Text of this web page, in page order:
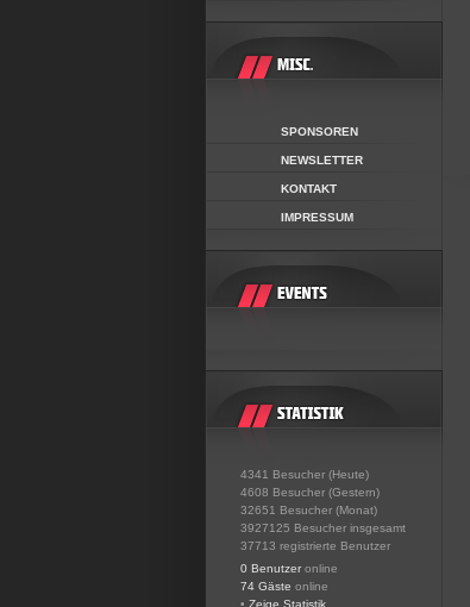
SPONSOREN
NEWSLETTER
KONTAKT
IMPRESSUM
4341 Besucher (Heute)
4608 Besucher (Gestern)
32651 Besucher (Monat)
3927125 Besucher insgesamt
37713 registrierte Benutzer
0 Benutzer online
74 Gäste online
• Zeige Statistik